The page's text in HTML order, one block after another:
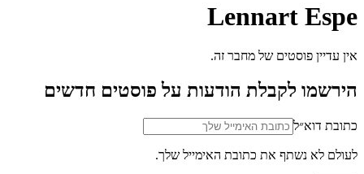
Lennart Espe
אין עדיין פוסטים של מחבר זה.
הירשמו לקבלת הודעות על פוסטים חדשים
כתובת דוא״ל
לעולם לא נשתף את כתובת האימייל שלך.